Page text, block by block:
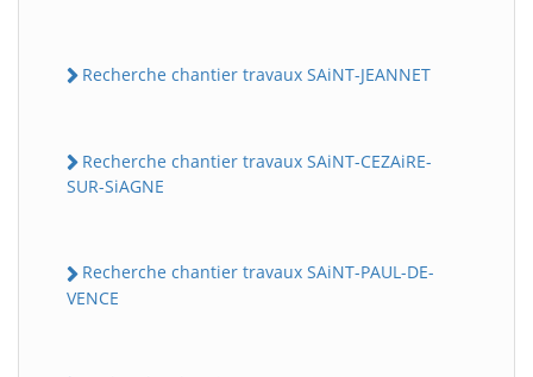
Recherche chantier travaux SAiNT-JEANNET
Recherche chantier travaux SAiNT-CEZAiRE-
SUR-SiAGNE
Recherche chantier travaux SAiNT-PAUL-DE-
VENCE